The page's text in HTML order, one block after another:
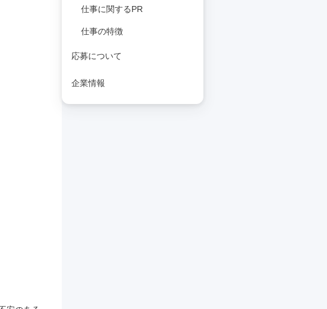
仕事に関するPR
仕事の特徴
応募について
企業情報